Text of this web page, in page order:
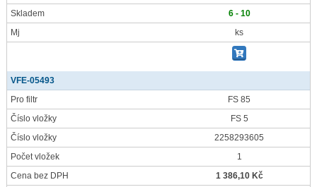
Skladem
6 - 10
Mj
ks
VFE-05493
Pro filtr
FS 85
Číslo vložky
FS 5
Číslo vložky
2258293605
Počet vložek
1
Cena bez DPH
1 386,10 Kč